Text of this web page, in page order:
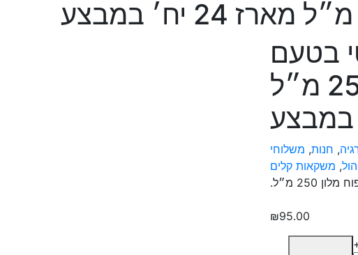
בטעם
תפוח מלון 250 מ״ל
, חנות, משלוחי
, משקאות קלים
250 מ״ל.
₪95.00